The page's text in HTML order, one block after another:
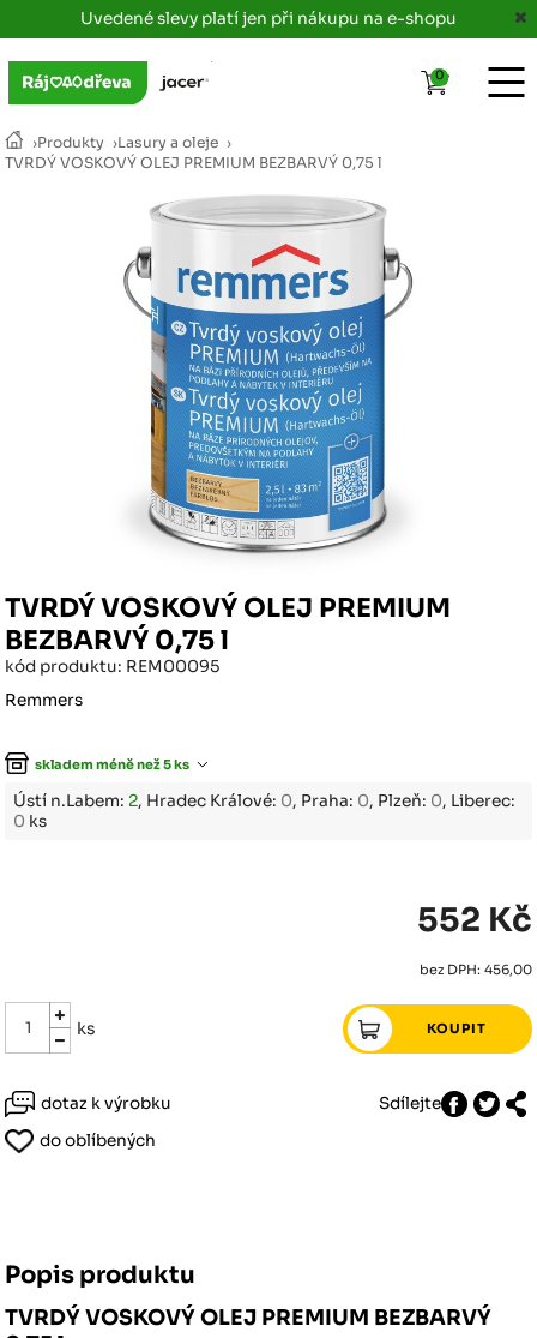
Uvedené slevy platí jen při nákupu na e-shopu
›Produkty ›Lasury a oleje ›
TVRDÝ VOSKOVÝ OLEJ PREMIUM BEZBARVÝ 0,75 l
TVRDÝ VOSKOVÝ OLEJ PREMIUM
BEZBARVÝ 0,75 l
kód produktu: REM00095
Remmers
skladem méně než 5 ks
Ústí n.Labem: 2, Hradec Králové: 0, Praha: 0, Plzeň: 0, Liberec:
0 ks
552 Kč
bez DPH: 456,00
ks
dotaz k výrobku
Sdílejte
do oblíbených
Popis produktu
TVRDÝ VOSKOVÝ OLEJ PREMIUM BEZBARVÝ
0